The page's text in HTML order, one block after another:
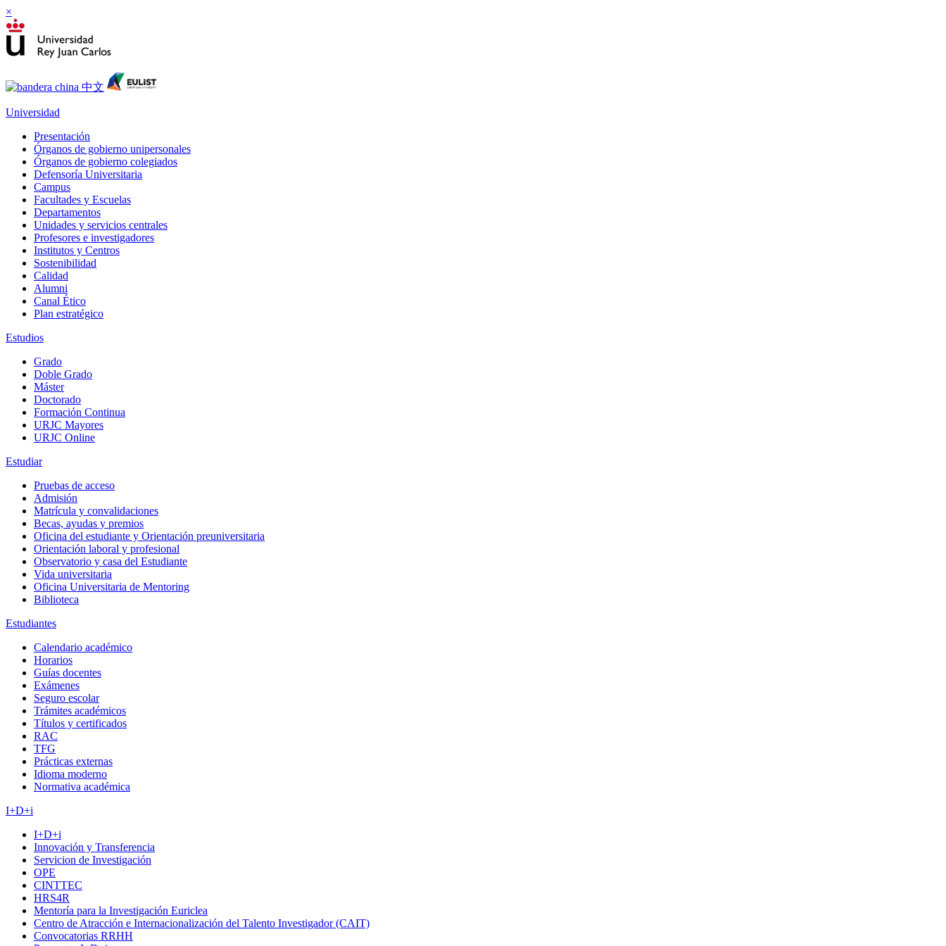
×
Universidad
Presentación
Órganos de gobierno unipersonales
Órganos de gobierno colegiados
Defensoría Universitaria
Campus
Facultades y Escuelas
Departamentos
Unidades y servicios centrales
Profesores e investigadores
Institutos y Centros
Sostenibilidad
Calidad
Alumni
Canal Ético
Plan estratégico
Estudios
Grado
Doble Grado
Máster
Doctorado
Formación Continua
URJC Mayores
URJC Online
Estudiar
Pruebas de acceso
Admisión
Matrícula y convalidaciones
Becas, ayudas y premios
Oficina del estudiante y Orientación preuniversitaria
Orientación laboral y profesional
Observatorio y casa del Estudiante
Vida universitaria
Oficina Universitaria de Mentoring
Biblioteca
Estudiantes
Calendario académico
Horarios
Guías docentes
Exámenes
Seguro escolar
Trámites académicos
Títulos y certificados
RAC
TFG
Prácticas externas
Idioma moderno
Normativa académica
I+D+i
I+D+i
Innovación y Transferencia
Servicion de Investigación
OPE
CINTTEC
HRS4R
Mentoría para la Investigación Euriclea
Centro de Atracción e Internacionalización del Talento Investigador (CAIT)
Convocatorias RRHH